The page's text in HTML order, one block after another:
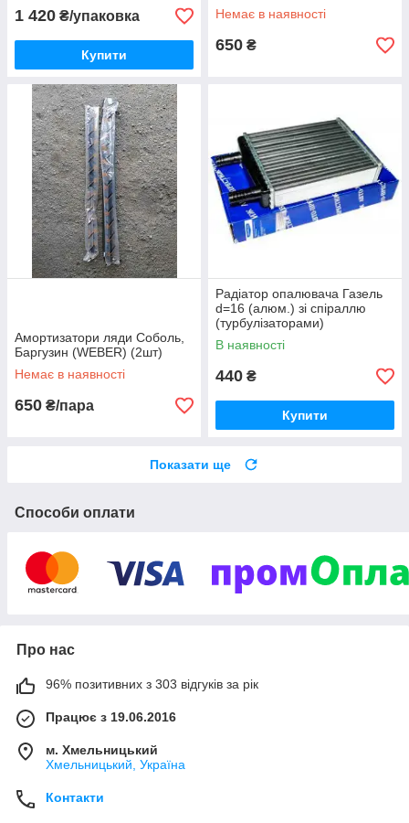
1 420 ₴/упаковка
Купити
Немає в наявності
650 ₴
Амортизатори ляди Соболь,
Баргузин (WEBER) (2шт)
Немає в наявності
650 ₴/пара
Радіатор опалювача Газель
d=16 (алюм.) зі спіраллю
(турбулізаторами)
В наявності
440 ₴
Купити
Показати ще
Способи оплати
Про нас
96% позитивних з 303 відгуків за рік
Працює з 19.06.2016
м. Хмельницький
Хмельницький, Україна
Контакти